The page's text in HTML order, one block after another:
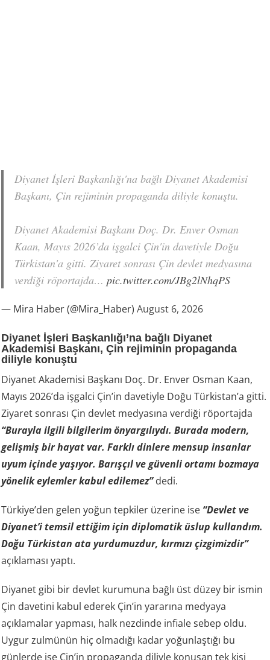
Diyanet İşleri Başkanlığı'na bağlı Diyanet Akademisi
Başkanı, Çin rejiminin propaganda diliyle konuştu.
Diyanet Akademisi Başkanı Doç. Dr. Enver Osman
Kaan, Mayıs 2026’da işgalci Çin'in davetiyle Doğu
Türkistan'a gitti. Ziyaret sonrası Çin devlet medyasına
verdiği röportajda…pic.twitter.com/JBg2lNhqPS
— Mira Haber (@Mira_Haber)August 6, 2026
Diyanet İşleri Başkanlığı’na bağlı Diyanet
Akademisi Başkanı, Çin rejiminin propaganda
diliyle konuştu
Diyanet Akademisi Başkanı Doç. Dr. Enver Osman Kaan,
Mayıs 2026’da işgalci Çin’in davetiyle Doğu Türkistan’a gitti.
Ziyaret sonrası Çin devlet medyasına verdiği röportajda
“Burayla ilgili bilgilerim önyargılıydı. Burada modern,
gelişmiş bir hayat var. Farklı dinlere mensup insanlar
uyum içinde yaşıyor. Barışçıl ve güvenli ortamı bozmaya
yönelik eylemler kabul edilemez”dedi.
Türkiye’den gelen yoğun tepkiler üzerine ise “Devlet ve
Diyanet’i temsil ettiğim için diplomatik üslup kullandım.
Doğu Türkistan ata yurdumuzdur, kırmızı çizgimizdir”
açıklaması yaptı.
Diyanet gibi bir devlet kurumuna bağlı üst düzey bir ismin
Çin davetini kabul ederek Çin’in yararına medyaya
açıklamalar yapması, halk nezdinde infiale sebep oldu.
Uygur zulmünün hiç olmadığı kadar yoğunlaştığı bu
günlerde ise Çin’in propaganda diliyle konuşan tek kişi